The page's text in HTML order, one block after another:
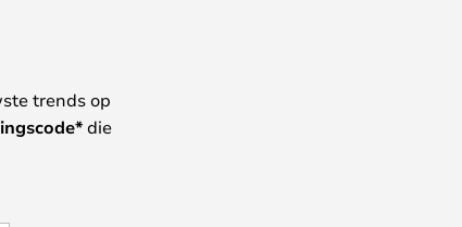
trends op
die